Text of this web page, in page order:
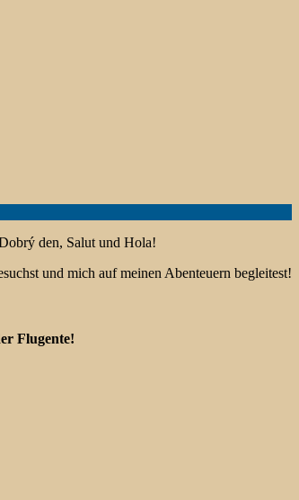
den, Salut und Hola!
und mich auf meinen Abenteuern begleitest!
Flugente!